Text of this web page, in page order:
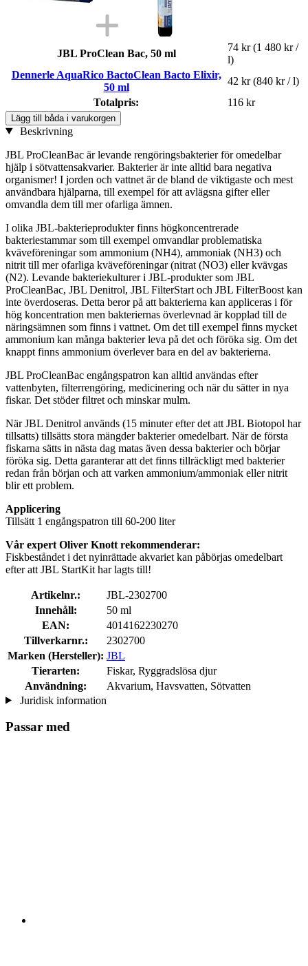
JBL ProClean Bac, 50 ml
74 kr (1 480 kr /
l)
Dennerle AquaRico BactoClean Bacto Elixir,
50 ml
42 kr (840 kr / l)
Totalpris:
116 kr
Lägg till båda i varukorgen
Beskrivning
JBL ProCleanBac är levande rengöringsbakterier för omedelbar
hjälp i sötvattensakvarier. Bakterier är inte alltid bara negativa
organismer! I jorden och vattnet är de bland de viktigaste och mest
användbara hjälparna, till exempel för att avlägsna gifter eller
omvandla dem till mer ofarliga ämnen.
I olika JBL-bakterieprodukter finns högkoncentrerade
bakteriestammar som till exempel omvandlar problematiska
kväveföreningar som ammonium (NH4), ammoniak (NH3) och
nitrit till mer ofarliga kväveföreningar (nitrat (NO3) eller kvävgas
(N2). Levande bakteriekulturer i JBL-produkter som JBL
ProCleanBac, JBL Denitrol, JBL FilterStart och JBL FilterBoost kan
inte överdoseras. Detta beror på att bakterierna kan appliceras i för
hög koncentration men bakteriernas överlevnad är kopplad till de
näringsämnen som finns i vattnet. Om det till exempel finns mycket
ammonium kan många bakterier leva på det och föröka sig. Om det
knappt finns ammonium överlever bara en del av bakterierna.
JBL ProCleanBac engångspatron kan alltid användas efter
vattenbyten, filterrengöring, medicinering och när du sätter in nya
fiskar. Det stöder filtret och minskar mulm.
När JBL Denitrol används (15 minuter efter det att JBL Biotopol har
tillsatts) tillsätts stora mängder bakterier omedelbart. När de första
fiskarna sätts in nästa dag matas även dessa bakterier och börjar
föröka sig. Detta garanterar att det finns tillräckligt med bakterier
redan från början och att varken ammonium/ammoniak eller nitrit
blir ett problem.
Applicering
Tillsätt 1 engångspatron till 60-200 liter
Vår expert Oliver Knott rekommenderar:
Fiskbeståndet i det nyinrättade akvariet kan påbörjas omedelbart
efter att JBL StartKit har lagts till!
Artikelnr.:
JBL-2302700
Innehåll:
50 ml
EAN:
4014162230270
Tillverkarnr.:
2302700
Marken (Hersteller): JBL
Tierarten:
Fiskar, Ryggradslösa djur
Användning:
Akvarium, Havsvatten, Sötvatten
Juridisk information
Passar med